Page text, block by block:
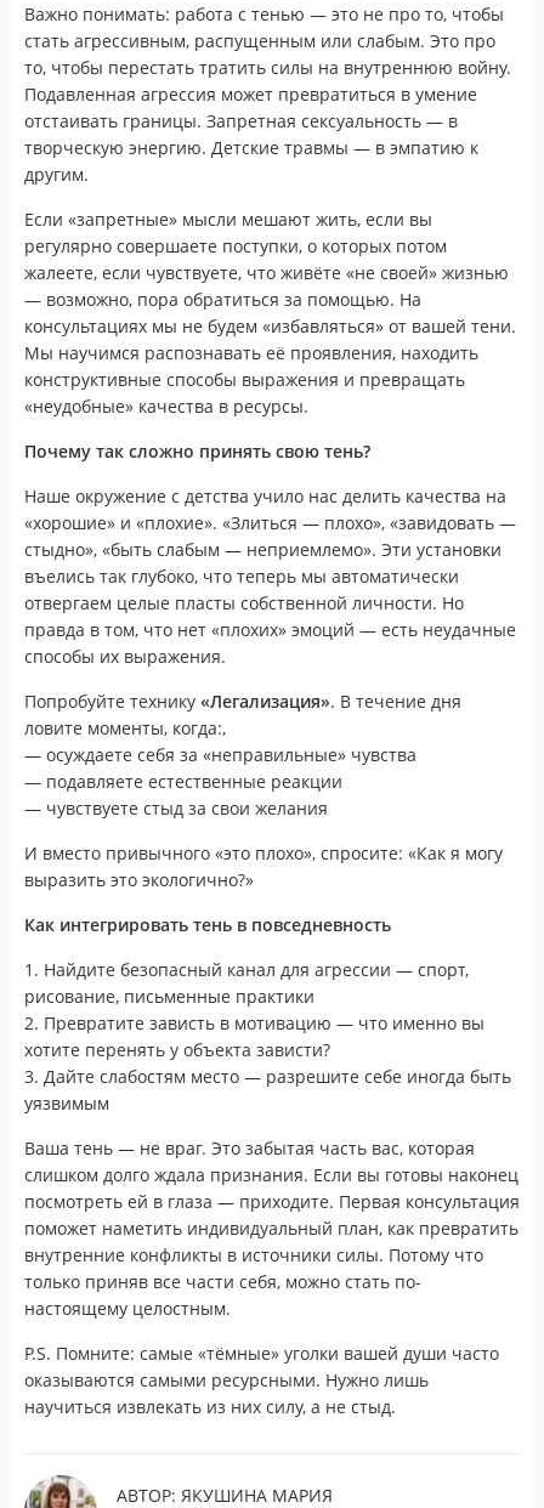
Важно понимать: работа с тенью — это не про то, чтобы
стать агрессивным, распущенным или слабым. Это про
то, чтобы перестать тратить силы на внутреннюю войну.
Подавленная агрессия может превратиться в умение
отстаивать границы. Запретная сексуальность — в
творческую энергию. Детские травмы — в эмпатию к
другим.
Если «запретные» мысли мешают жить, если вы
регулярно совершаете поступки, о которых потом
жалеете, если чувствуете, что живёте «не своей» жизнью
— возможно, пора обратиться за помощью. На
консультациях мы не будем «избавляться» от вашей тени.
Мы научимся распознавать её проявления, находить
конструктивные способы выражения и превращать
«неудобные» качества в ресурсы.
Почему так сложно принять свою тень?
Наше окружение с детства учило нас делить качества на
«хорошие» и «плохие». «Злиться — плохо», «завидовать —
стыдно», «быть слабым — неприемлемо». Эти установки
въелись так глубоко, что теперь мы автоматически
отвергаем целые пласты собственной личности. Но
правда в том, что нет «плохих» эмоций — есть неудачные
способы их выражения.
Попробуйте технику «Легализация». В течение дня
ловите моменты, когда:,
— осуждаете себя за «неправильные» чувства
— подавляете естественные реакции
— чувствуете стыд за свои желания
И вместо привычного «это плохо», спросите: «Как я могу
выразить это экологично?»
Как интегрировать тень в повседневность
1. Найдите безопасный канал для агрессии — спорт,
рисование, письменные практики
2. Превратите зависть в мотивацию — что именно вы
хотите перенять у объекта зависти?
3. Дайте слабостям место — разрешите себе иногда быть
уязвимым
Ваша тень — не враг. Это забытая часть вас, которая
слишком долго ждала признания. Если вы готовы наконец
посмотреть ей в глаза — приходите. Первая консультация
поможет наметить индивидуальный план, как превратить
внутренние конфликты в источники силы. Потому что
только приняв все части себя, можно стать по-
настоящему целостным.
P.S. Помните: самые «тёмные» уголки вашей души часто
оказываются самыми ресурсными. Нужно лишь
научиться извлекать из них силу, а не стыд.
АВТОР: ЯКУШИНА МАРИЯ